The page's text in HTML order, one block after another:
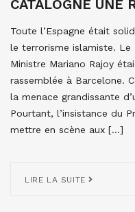
CATALOGNE UNE
Toute l’Espagne était
le terrorisme islamiste. Le
Ministre Mariano Rajoy
rassemblée à Barcelone.
la menace grandissante
Pourtant, l’insistance du
mettre en scène aux […]
LIRE LA SUITE